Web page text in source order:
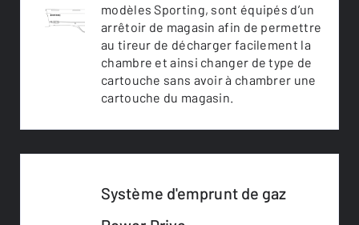
modèles Sporting, sont équipés d’un
arrêtoir de magasin afin de permettre
au tireur de décharger facilement la
chambre et ainsi changer de type de
cartouche sans avoir à chambrer une
cartouche du magasin.
Système d'emprunt de gaz